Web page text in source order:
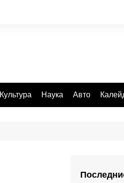
Культура Наука Авто